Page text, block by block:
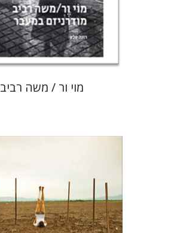
הנחת אתר ספר מודפס
$89
$80
מוי ור / משה רביב